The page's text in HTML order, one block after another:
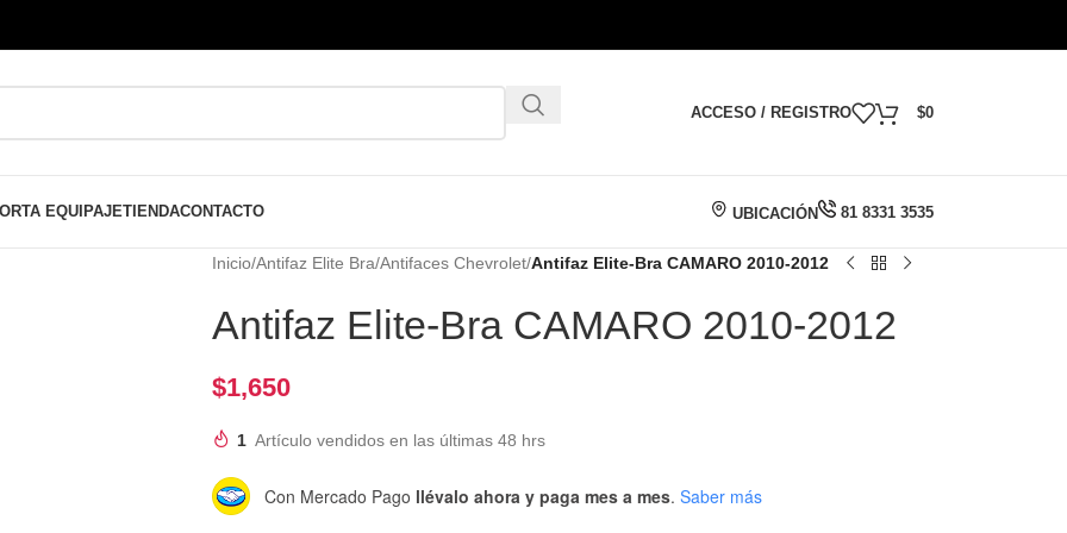
ACCESO / REGISTRO $0
EQUIPAJETIENDACONTACTO UBICACIÓN 81 8331 3535
Inicio/Antifaz Elite Bra/Antifaces Chevrolet/Antifaz Elite-Bra CAMARO 2010-2012
Antifaz Elite-Bra CAMARO 2010-2012
$1,650
1 Artículo vendidos en las últimas 48 hrs
Con Mercado Pago llévalo ahora y paga mes a mes. Saber más